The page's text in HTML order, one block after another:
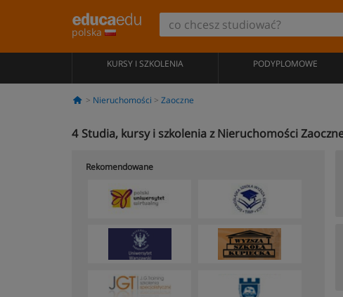
polska
KURSY I SZKOLENIA PODYPLOMOWE
Nieruchomości Zaoczne
4 Studia, kursy i szkolenia z Nieruchomości
Rekomendowane